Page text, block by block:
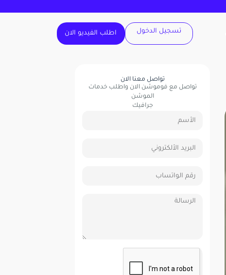
تسجيل الدخول اطلب الفيديو الان
تواصل معنا الان
تواصل مع فوموشن الان واطلب خدمات
الموشن
جرافيك